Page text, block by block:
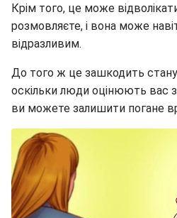
Крім того, це може
розмовляєте, і вона може
відразливим.
До того ж це зашкодить стану
оскільки люди оцінюють вас
ви можете залишити погане